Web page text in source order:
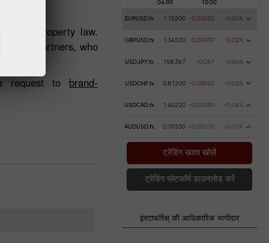
property law.
its partners, who
request to brand-
EURUSD.fx 1.15200 -0.00050 -0.04%
GBPUSD.fx 1.34520 -0.00030 -0.02%
USDJPY.fx 158.367 -0.067 -0.04%
USDCHF.fx 0.81200 -0.00020 -0.02%
USDCAD.fx 1.40220 +0.00090 +0.06%
AUDUSD.fx 0.70330 +0.00010 +0.01%
ट्रेडिंग खाता खोलें
ट्रेडिंग प्लेटफॉर्म डाउनलोड करें
इंस्टाफॉरेक्ष् की आधिकारिक भागीदार